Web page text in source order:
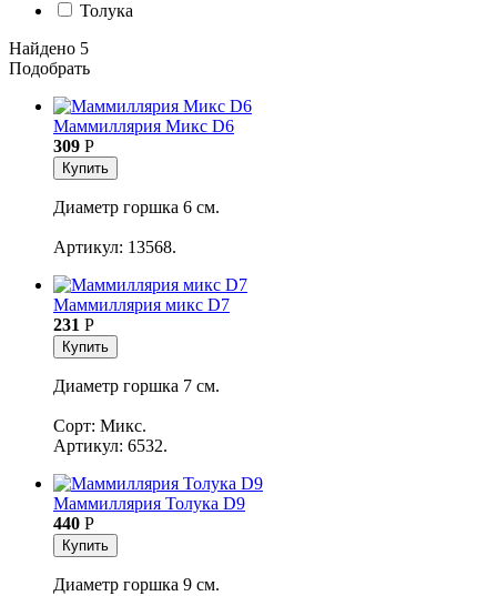
Толука
Найдено 5
Подобрать
Маммиллярия Микс D6
309 Р
Купить
Диаметр горшка 6 см.
Артикул: 13568.
Маммиллярия микс D7
231 Р
Купить
Диаметр горшка 7 см.
Сорт: Микс.
Артикул: 6532.
Маммиллярия Толука D9
440 Р
Купить
Диаметр горшка 9 см.